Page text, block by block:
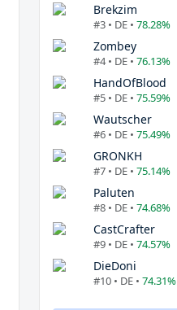
Brekzim
#3 • DE • 78.28%
Zombey
#4 • DE • 76.13%
HandOfBlood
#5 • DE • 75.59%
Wautscher
#6 • DE • 75.49%
GRONKH
#7 • DE • 75.14%
Paluten
#8 • DE • 74.68%
CastCrafter
#9 • DE • 74.57%
DieDoni
#10 • DE • 74.31%